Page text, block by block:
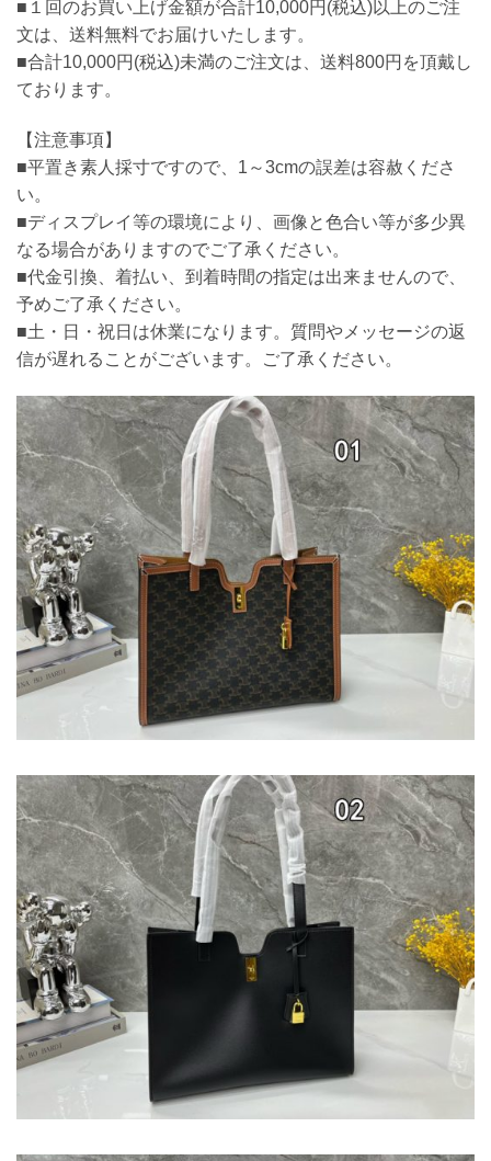
■１回のお買い上げ金額が合計10,000円(税込)以上のご注
文は、送料無料でお届けいたします。
■合計10,000円(税込)未満のご注文は、送料800円を頂戴し
ております。
【注意事項】
■平置き素人採寸ですので、1～3cmの誤差は容赦くださ
い。
■ディスプレイ等の環境により、画像と色合い等が多少異
なる場合がありますのでご了承ください。
■代金引換、着払い、到着時間の指定は出来ませんので、
予めご了承ください。
■土・日・祝日は休業になります。質問やメッセージの返
信が遅れることがございます。ご了承ください。